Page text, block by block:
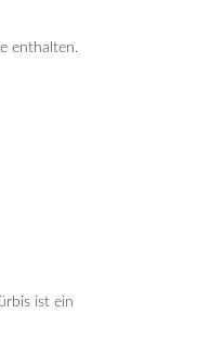
enthalten.
ist ein